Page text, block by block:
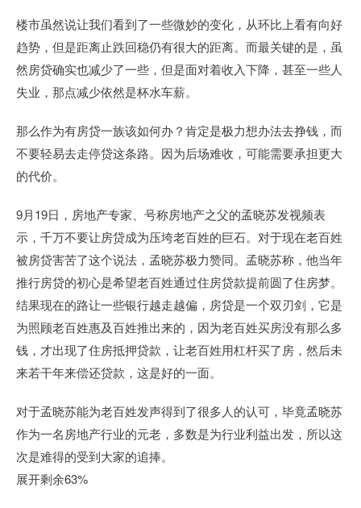
楼市虽然说让我们看到了一些微妙的变化，从环比上看有向好
趋势，但是距离止跌回稳仍有很大的距离。而最关键的是，虽
然房贷确实也减少了一些，但是面对着收入下降，甚至一些人
失业，那点减少依然是杯水车薪。
那么作为有房贷一族该如何办？肯定是极力想办法去挣钱，而
不要轻易去走停贷这条路。因为后场难收，可能需要承担更大
的代价。
9月19日，房地产专家、号称房地产之父的孟晓苏发视频表
示，千万不要让房贷成为压垮老百姓的巨石。对于现在老百姓
被房贷害苦了这个说法，孟晓苏极力赞同。孟晓苏称，他当年
推行房贷的初心是希望老百姓通过住房贷款提前圆了住房梦。
结果现在的路让一些银行越走越偏，房贷是一个双刃剑，它是
为照顾老百姓惠及百姓推出来的，因为老百姓买房没有那么多
钱，才出现了住房抵押贷款，让老百姓用杠杆买了房，然后未
来若干年来偿还贷款，这是好的一面。
对于孟晓苏能为老百姓发声得到了很多人的认可，毕竟孟晓苏
作为一名房地产行业的元老，多数是为行业利益出发，所以这
次是难得的受到大家的追捧。
展开剩余63%